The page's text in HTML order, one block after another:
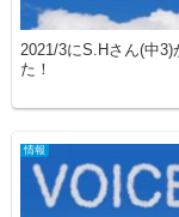
2021/3にS.Hさん(中
た！
情報